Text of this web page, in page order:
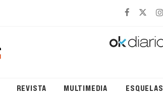
REVISTA MULTIMEDIA ESQUELAS